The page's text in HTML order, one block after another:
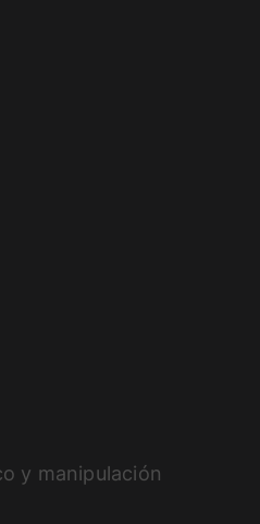
y manipulación